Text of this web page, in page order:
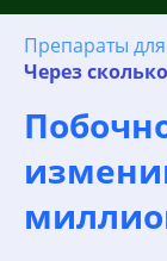
Препараты
Через